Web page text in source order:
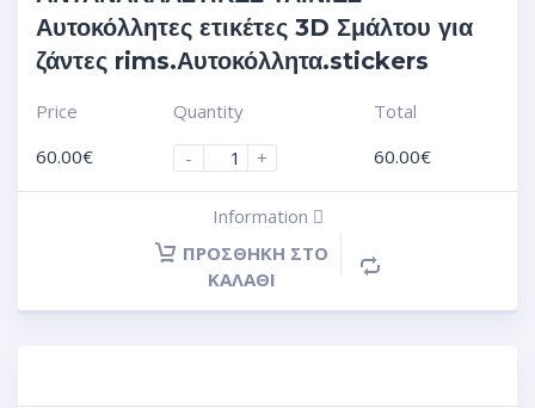
Αυτοκόλλητες ετικέτες 3D Σμάλτου για
ζάντες rims.Αυτοκόλλητα.stickers
Price
60.00€
Quantity
-
+
Total
60.00€
Information
ΠΡΟΣΘΉΚΗ ΣΤΟ
ΚΑΛΆΘΙ